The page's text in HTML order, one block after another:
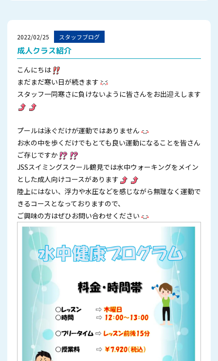
2022/02/25 スタッフブログ
成人クラス紹介
こんにちは
まだまだ寒い日が続きます
スタッフ一同寒さに負けないように皆さんをお出迎えします
プールは泳ぐだけが運動ではありません
お水の中を歩くだけでもとても良い運動になることを皆さん
ご存じですか
JSSスイミングスクール鶴見では水中ウォーキングをメイン
とした成人向けコースがあります
陸上にはない、浮力や水圧などを感じながら無理なく運動で
きるコースとなっておりますので、
ご興味の方はぜひお問い合わせください